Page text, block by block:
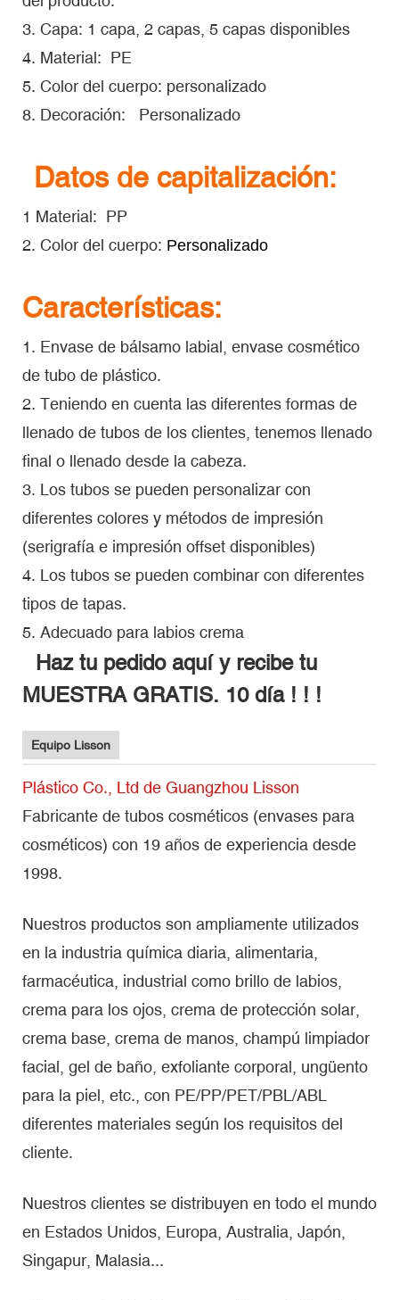
3. Capa: 1 capa, 2 capas, 5 capas disponibles
4. Material: PE
5. Color del cuerpo: personalizado
8. Decoración: Personalizado
Datos de capitalización:
1 Material: PP
2. Color del cuerpo: Personalizado
Características:
1. Envase de bálsamo labial, envase cosmético
de tubo de plástico.
2. Teniendo en cuenta las diferentes formas de
llenado de tubos de los clientes, tenemos llenado
final o llenado desde la cabeza.
3. Los tubos se pueden personalizar con
diferentes colores y métodos de impresión
(serigrafía e impresión offset disponibles)
4. Los tubos se pueden combinar con diferentes
tipos de tapas.
5. Adecuado para labios crema
Haz tu pedido aquí y recibe tu
MUESTRA GRATIS. 10 día ! ! !
Equipo Lisson
Plástico Co., Ltd de Guangzhou Lisson
Fabricante de tubos cosméticos (envases para
cosméticos) con 19 años de experiencia desde
1998.
Nuestros productos son ampliamente utilizados
en la industria química diaria, alimentaria,
farmacéutica, industrial como brillo de labios,
crema para los ojos, crema de protección solar,
crema base, crema de manos, champú limpiador
facial, gel de baño, exfoliante corporal, ungüento
para la piel, etc., con PE/PP/PET/PBL/ABL
diferentes materiales según los requisitos del
cliente.
Nuestros clientes se distribuyen en todo el mundo
en Estados Unidos, Europa, Australia, Japón,
Singapur, Malasia...